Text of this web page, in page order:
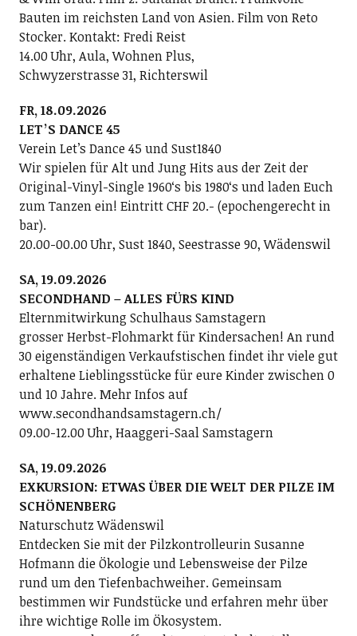
Bauten im reichsten Land von Asien. Film von Reto
Stocker. Kontakt: Fredi Reist
14.00 Uhr, Aula, Wohnen Plus,
Schwyzerstrasse 31, Richterswil
FR, 18.09.2026
LETʼS DANCE 45
Verein Letʼs Dance 45 und Sust1840
Wir spielen für Alt und Jung Hits aus der Zeit der
Original-Vinyl-Single 1960ʻs bis 1980ʻs und laden Euch
zum Tanzen ein! Eintritt CHF 20.- (epochengerecht in
bar).
20.00-00.00 Uhr, Sust 1840, Seestrasse 90, Wädenswil
SA, 19.09.2026
SECONDHAND – ALLES FÜRS KIND
Elternmitwirkung Schulhaus Samstagern
grosser Herbst-Flohmarkt für Kindersachen! An rund
30 eigenständigen Verkaufstischen findet ihr viele gut
erhaltene Lieblingsstücke für eure Kinder zwischen 0
und 10 Jahre. Mehr Infos auf
www.secondhandsamstagern.ch/
09.00-12.00 Uhr, Haaggeri-Saal Samstagern
SA, 19.09.2026
EXKURSION: ETWAS ÜBER DIE WELT DER PILZE IM
SCHÖNENBERG
Naturschutz Wädenswil
Entdecken Sie mit der Pilzkontrolleurin Susanne
Hofmann die Ökologie und Lebensweise der Pilze
rund um den Tiefenbachweiher. Gemeinsam
bestimmen wir Fundstücke und erfahren mehr über
ihre wichtige Rolle im Ökosystem.